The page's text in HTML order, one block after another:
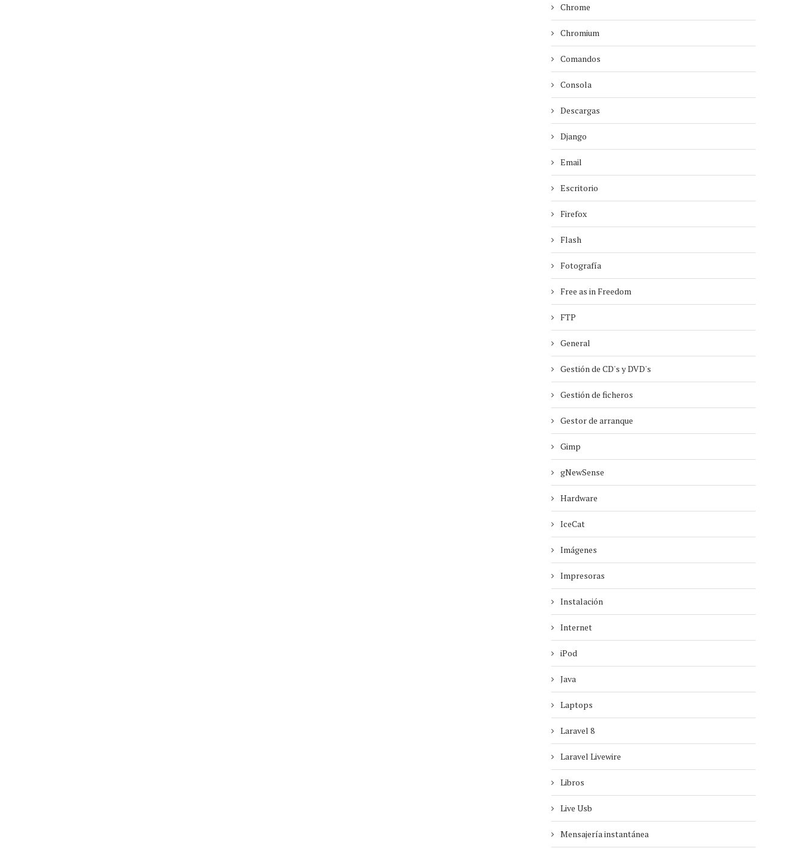
Chrome
Chromium
Comandos
Consola
Descargas
Django
Email
Escritorio
Firefox
Flash
Fotografía
Free as in Freedom
FTP
General
Gestión de CD's y DVD's
Gestión de ficheros
Gestor de arranque
Gimp
gNewSense
Hardware
IceCat
Imágenes
Impresoras
Instalación
Internet
iPod
Java
Laptops
Laravel 8
Laravel Livewire
Libros
Live Usb
Mensajería instantánea